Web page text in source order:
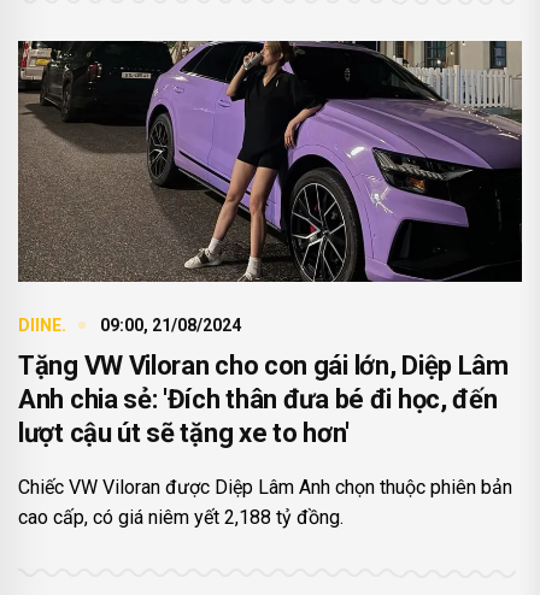
DIINE. 09:00, 21/08/2024
Tặng VW Viloran cho con gái lớn, Diệp Lâm
Anh chia sẻ: 'Đích thân đưa bé đi học, đến
lượt cậu út sẽ tặng xe to hơn'
Chiếc VW Viloran được Diệp Lâm Anh chọn thuộc phiên bản
cao cấp, có giá niêm yết 2,188 tỷ đồng.